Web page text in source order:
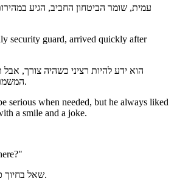
עמית, שומר הביטחון החביב, הגיע
security guard, arrived quickly after
הוא ידע להיות רציני כשהיה צורך,
המשמרת עם חיוך ובדיחה.
serious when needed, but he always liked
a smile and a joke.
" שאל בחיוך כשניגש לנעם ויעל.